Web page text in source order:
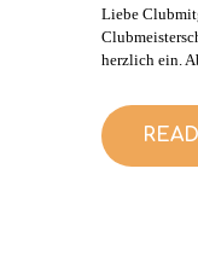
Liebe
herzlich ein.